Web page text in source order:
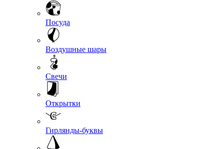
Посуда
Воздушные шары
Свечи
Открытки
Гирлянды-буквы